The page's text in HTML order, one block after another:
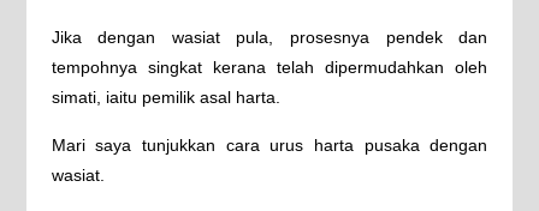
Jika dengan wasiat pula, prosesnya pendek dan
tempohnya singkat kerana telah dipermudahkan oleh
simati, iaitu pemilik asal harta.
Mari saya tunjukkan cara urus harta pusaka dengan
wasiat.